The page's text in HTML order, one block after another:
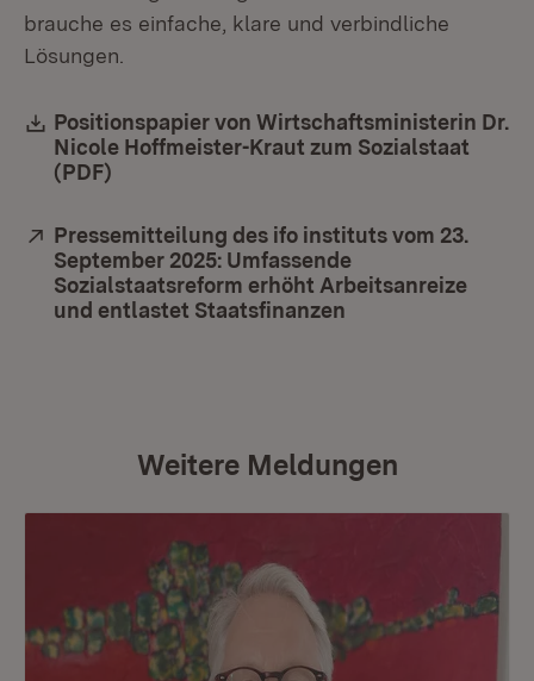
brauche es einfache, klare und verbindliche
Lösungen.
Download:
Positionspapier von Wirtschaftsministerin Dr.
Nicole Hoffmeister-Kraut zum Sozialstaat
(PDF)
Extern:
Pressemitteilung des ifo instituts vom 23.
September 2025: Umfassende
Sozialstaatsreform erhöht Arbeitsanreize
und entlastet Staatsfinanzen
Weitere Meldungen